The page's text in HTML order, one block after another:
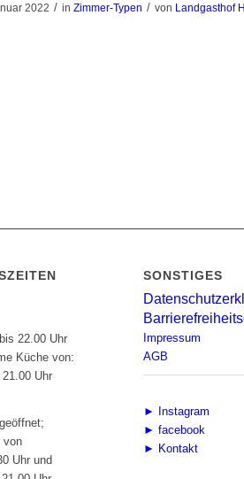
2022 / in Zimmer-Typen / von Landgasthof
22.00 Uhr
Küche von:
Uhr
von
Uhr und
SONSTIGES
Impressum
AGB
► Instagram
► facebook
► Kontakt